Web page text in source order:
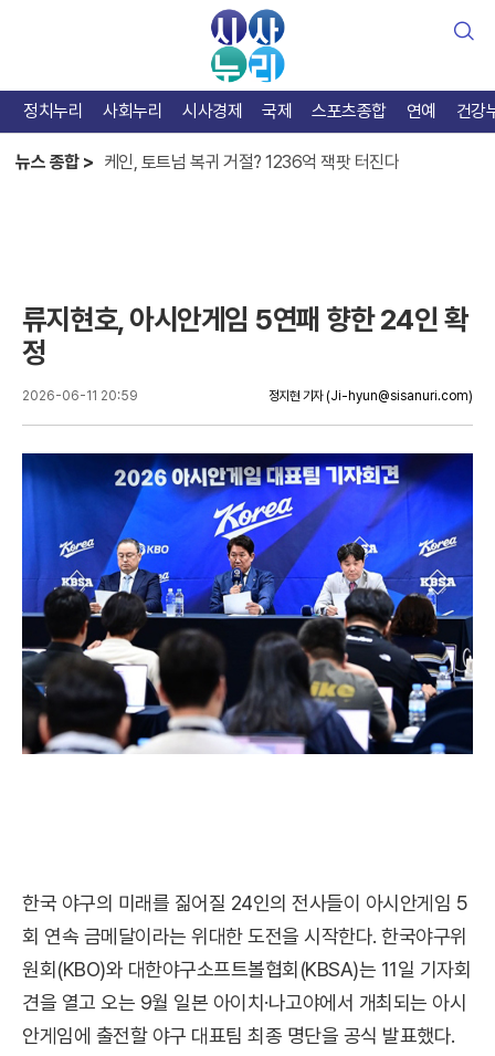
검
정치누리 사회누리 시사경제 국제 스포츠종합 연예 건강
뉴스 종합 >
한준수 홀로서기엔 아직, 베테랑 김태군 가치 증명
케인, 토트넘 복귀 거절? 1236억 잭팟 터진다
류지현호, 아시안게임 5연패 향한 24인 확
정
2026-06-11 20:59 정지현 기자 (Ji-hyun@sisanuri.com)
한국 야구의 미래를 짊어질 24인의 전사들이 아시안게임 5
회 연속 금메달이라는 위대한 도전을 시작한다. 한국야구위
원회(KBO)와 대한야구소프트볼협회(KBSA)는 11일 기자회
견을 열고 오는 9월 일본 아이치·나고야에서 개최되는 아시
안게임에 출전할 야구 대표팀 최종 명단을 공식 발표했다.